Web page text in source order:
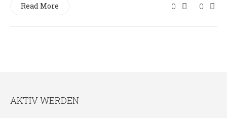
0 0
Read More
AKTIV WERDEN